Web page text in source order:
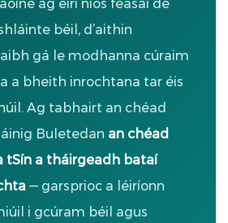
ag éirí níos feasaí de
béil, d’aithin
gá le modhanna cúraim
a bheith inrochtana tar éis
Ag tabhairt an chéad
Buletedan an chéad
tSín a tháirgeadh bataí
— garsprioc a léiríonn
i gcúram béil agus